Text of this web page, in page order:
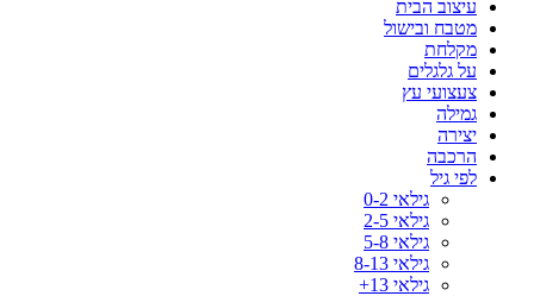
עיצוב הבית
מטבח ובישול
מקלחת
על גלגלים
צעצועי עץ
גמילה
יצירה
הרכבה
לפי גיל
גילאי 0-2
גילאי 2-5
גילאי 5-8
גילאי 8-13
גילאי 13+